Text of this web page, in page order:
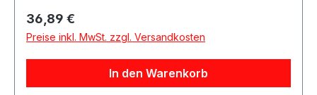
Verteilen oder Zusammenführen von Leitungen
und wird häufig in Brems- oder
Kupplungsanlagen verwendet.Dieses T-Stück ist
speziell für die Verwendung mit AN3 PTFE-
Regulärer Preis:
36,89 €
Preise inkl. MwSt. zzgl. Versandkosten
In den Warenkorb